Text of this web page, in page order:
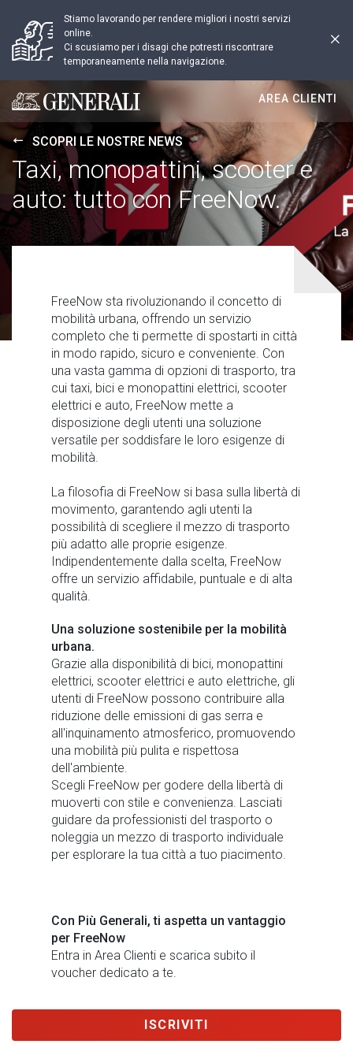
Stiamo lavorando per rendere migliori i nostri servizi
online.
Ci scusiamo per i disagi che potresti riscontrare
temporaneamente nella navigazione.
Generali logo
AREA CLIENTI
SCOPRI LE NOSTRE NEWS
Taxi, monopattini, scooter e
auto: tutto con FreeNow.
FreeNow sta rivoluzionando il concetto di
mobilità urbana, offrendo un servizio
completo che ti permette di spostarti in città
in modo rapido, sicuro e conveniente. Con
una vasta gamma di opzioni di trasporto, tra
cui taxi, bici e monopattini elettrici, scooter
elettrici e auto, FreeNow mette a
disposizione degli utenti una soluzione
versatile per soddisfare le loro esigenze di
mobilità.
La filosofia di FreeNow si basa sulla libertà di
movimento, garantendo agli utenti la
possibilità di scegliere il mezzo di trasporto
più adatto alle proprie esigenze.
Indipendentemente dalla scelta, FreeNow
offre un servizio affidabile, puntuale e di alta
qualità.
Una soluzione sostenibile per la mobilità
urbana.
Grazie alla disponibilità di bici, monopattini
elettrici, scooter elettrici e auto elettriche, gli
utenti di FreeNow possono contribuire alla
riduzione delle emissioni di gas serra e
all'inquinamento atmosferico, promuovendo
una mobilità più pulita e rispettosa
dell'ambiente.
Scegli FreeNow per godere della libertà di
muoverti con stile e convenienza. Lasciati
guidare da professionisti del trasporto o
noleggia un mezzo di trasporto individuale
per esplorare la tua città a tuo piacimento.
Con Più Generali, ti aspetta un vantaggio
per FreeNow
Entra in Area Clienti e scarica subito il
voucher dedicato a te.
ISCRIVITI